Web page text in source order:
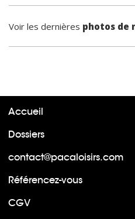
Voir les dernières photos de
Accueil
Dossiers
contact@pacaloisirs.com
Référencez-vous
CGV